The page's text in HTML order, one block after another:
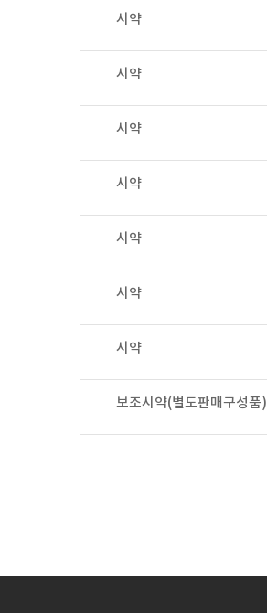
시약
시약
시약
시약
시약
시약
시약
보조시약(별도판매구성품)